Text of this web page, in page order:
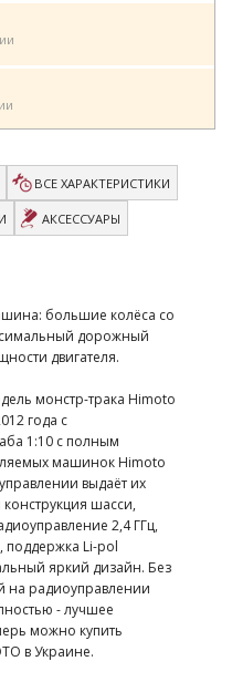
ВСЕ ХАРАКТЕРИСТИКИ
АКСЕССУАРЫ
большие колёса со
дорожный
двигателя.
монстр-трака Himoto
года с
1:10 с полным
машинок Himoto
выдаёт их
шасси,
2,4 ГГц,
поддержка Li-pol
яркий дизайн. Без
на радиоуправлении
- лучшее
можно купить
в Украине.